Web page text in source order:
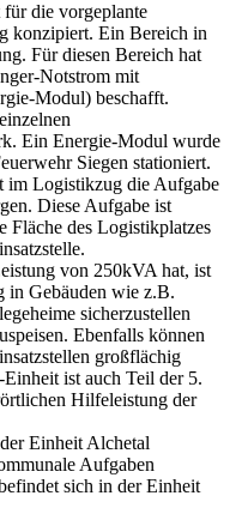
die vorgeplante
konzipiert. Ein Bereich in
Für diesen Bereich hat
Notstrom mit
Modul) beschafft.
Ein Energie-Modul wurde
Siegen stationiert.
im Logistikzug die Aufgabe
Diese Aufgabe ist
Fläche des Logistikplatzes
von 250kVA hat, ist
in Gebäuden wie z.B.
sicherzustellen
Ebenfalls können
großflächig
ist auch Teil der 5.
Hilfeleistung der
Einheit Alchetal
Aufgaben
sich in der Einheit